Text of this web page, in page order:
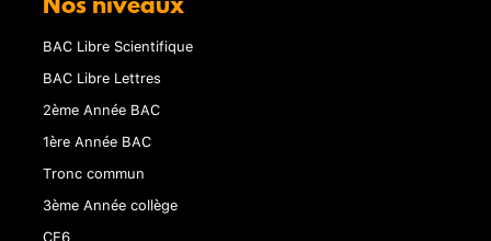
Nos niveaux
BAC Libre Scientifique
BAC Libre Lettres
2ème Année BAC
1ère Année BAC
Tronc commun
3ème Année collège
CE6